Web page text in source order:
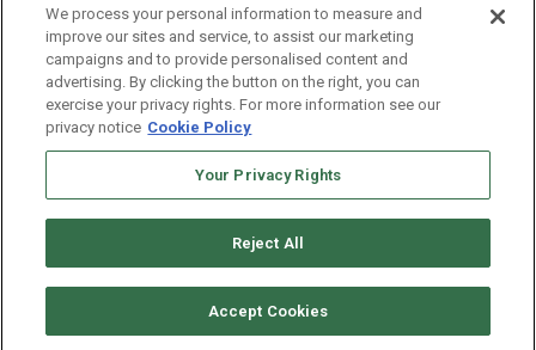
Ad Choices
About Us
Editorial Guidelines
We process your personal information to measure and
improve our sites and service, to assist our marketing
campaigns and to provide personalised content and
advertising. By clicking the button on the right, you can
exercise your privacy rights. For more information see our
privacy notice Cookie Policy
Your Privacy Rights
Reject All
Accept Cookies